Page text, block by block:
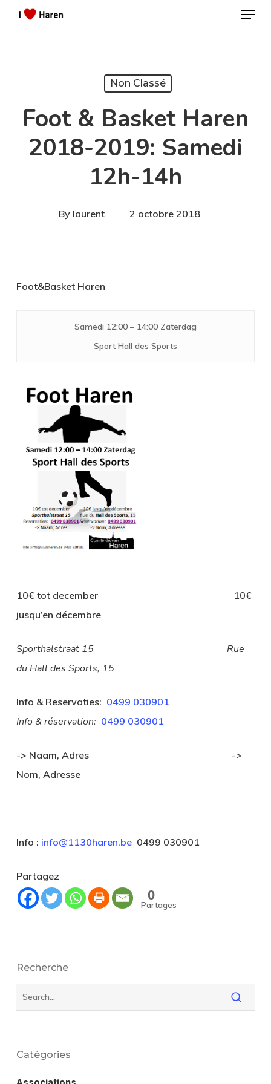
Menu
Non Classé
Foot & Basket Haren
2018-2019: Samedi
12h-14h
By laurent 2 octobre 2018
Foot&BasketHaren
Samedi 12:00 – 14:00 Zaterdag
Sport Hall des Sports
10€ tot december 10€
jusqu’en décembre
Sporthalstraat 15 Rue
du Hall des Sports, 15
Info & Reservaties: 0499 030901
Info & réservation: 0499 030901
-> Naam, Adres ->
Nom, Adresse
Info : info@1130haren.be0499 030901
Partagez
0
Partages
Recherche
Catégories